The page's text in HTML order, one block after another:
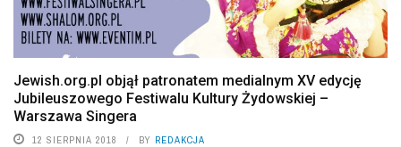
Jewish.org.pl objął patronatem medialnym XV edycję
Jubileuszowego Festiwalu Kultury Żydowskiej –
Warszawa Singera
12 SIERPNIA 2018 BY REDAKCJA